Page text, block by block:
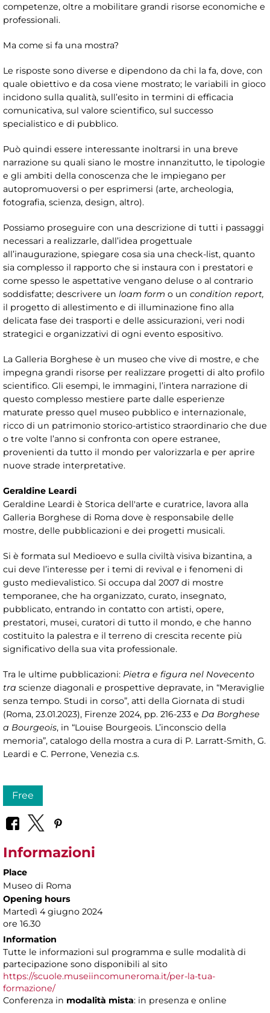
competenze, oltre a mobilitare grandi risorse economiche e
professionali.
Ma come si fa una mostra?
Le risposte sono diverse e dipendono da chi la fa, dove, con
quale obiettivo e da cosa viene mostrato; le variabili in gioco
incidono sulla qualità, sull’esito in termini di efficacia
comunicativa, sul valore scientifico, sul successo
specialistico e di pubblico.
Può quindi essere interessante inoltrarsi in una breve
narrazione su quali siano le mostre innanzitutto, le tipologie
e gli ambiti della conoscenza che le impiegano per
autopromuoversi o per esprimersi (arte, archeologia,
fotografia, scienza, design, altro).
Possiamo proseguire con una descrizione di tutti i passaggi
necessari a realizzarle, dall’idea progettuale
all’inaugurazione, spiegare cosa sia una check-list, quanto
sia complesso il rapporto che si instaura con i prestatori e
come spesso le aspettative vengano deluse o al contrario
soddisfatte; descrivere un loam form o un condition report,
il progetto di allestimento e di illuminazione fino alla
delicata fase dei trasporti e delle assicurazioni, veri nodi
strategici e organizzativi di ogni evento espositivo.
La Galleria Borghese è un museo che vive di mostre, e che
impegna grandi risorse per realizzare progetti di alto profilo
scientifico. Gli esempi, le immagini, l’intera narrazione di
questo complesso mestiere parte dalle esperienze
maturate presso quel museo pubblico e internazionale,
ricco di un patrimonio storico-artistico straordinario che due
o tre volte l’anno si confronta con opere estranee,
provenienti da tutto il mondo per valorizzarla e per aprire
nuove strade interpretative.
Geraldine Leardi
Geraldine Leardi è Storica dell'arte e curatrice, lavora alla
Galleria Borghese di Roma dove è responsabile delle
mostre, delle pubblicazioni e dei progetti musicali.
Si è formata sul Medioevo e sulla civiltà visiva bizantina, a
cui deve l’interesse per i temi di revival e i fenomeni di
gusto medievalistico. Si occupa dal 2007 di mostre
temporanee, che ha organizzato, curato, insegnato,
pubblicato, entrando in contatto con artisti, opere,
prestatori, musei, curatori di tutto il mondo, e che hanno
costituito la palestra e il terreno di crescita recente più
significativo della sua vita professionale.
Tra le ultime pubblicazioni: Pietra e figura nel Novecento
tra scienze diagonali e prospettive depravate, in “Meraviglie
senza tempo. Studi in corso”, atti della Giornata di studi
(Roma, 23.01.2023), Firenze 2024, pp. 216-233 e Da Borghese
a Bourgeois, in “Louise Bourgeois. L’inconscio della
memoria”, catalogo della mostra a cura di P. Larratt-Smith, G.
Leardi e C. Perrone, Venezia c.s.
Free
Informazioni
Place
Museo di Roma
Opening hours
Martedì 4 giugno 2024
ore 16.30
Information
Tutte le informazioni sul programma e sulle modalità di
partecipazione sono disponibili al sito
https://scuole.museiincomuneroma.it/per-la-tua-
formazione/
Conferenza in modalità mista: in presenza e online